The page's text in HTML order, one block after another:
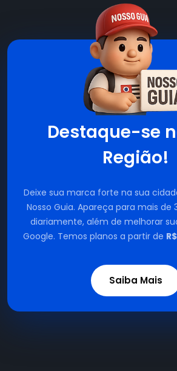
Destaque-se
Região!
Deixe sua marca forte na sua
Nosso Guia. Apareça para mais de
diariamente, além de melhorar
Google. Temos planos a partir de
Saiba Mais